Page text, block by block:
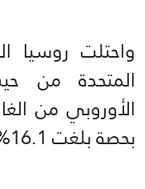
واحتلت روسيا
المتحدة من
بحصة بلغت 16.1%.